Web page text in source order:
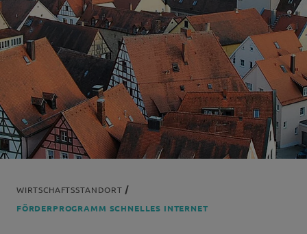
WIRTSCHAFTSSTANDORT
FÖRDERPROGRAMM SCHNELLES INTERNET